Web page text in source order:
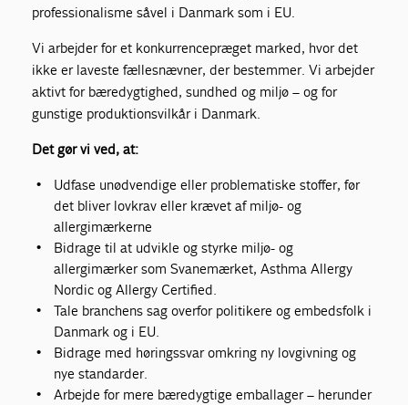
professionalisme såvel i Danmark som i EU.
Vi arbejder for et konkurrencepræget marked, hvor det
ikke er laveste fællesnævner, der bestemmer. Vi arbejder
aktivt for bæredygtighed, sundhed og miljø – og for
gunstige produktionsvilkår i Danmark.
Det gør vi ved, at:
Udfase unødvendige eller problematiske stoffer, før
det bliver lovkrav eller krævet af miljø- og
allergimærkerne
Bidrage til at udvikle og styrke miljø- og
allergimærker som Svanemærket, Asthma Allergy
Nordic og Allergy Certified.
Tale branchens sag overfor politikere og embedsfolk i
Danmark og i EU.
Bidrage med høringssvar omkring ny lovgivning og
nye standarder.
Arbejde for mere bæredygtige emballager – herunder